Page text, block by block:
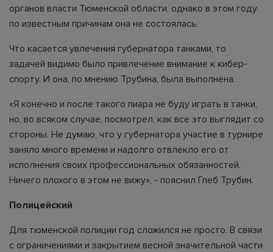
органов власти Тюменской области, однако в этом году
по известным причинам она не состоялась.
Что касается увлечения губернатора танками, то
задачей видимо было привлечение внимание к кибер-
спорту. И она, по мнению Трубина, была выполнена.
«Я конечно и после такого пиара не буду играть в танки,
но, во всяком случае, посмотрел, как все это выглядит со
стороны. Не думаю, что у губернатора участие в турнире
заняло много времени и надолго отвлекло его от
исполнения своих профессиональных обязанностей.
Ничего плохого в этом не вижу», - пояснил Глеб Трубин.
Полицейский
Для тюменской полиции год сложился не просто. В связи
с ограничениями и закрытием весной значительной части